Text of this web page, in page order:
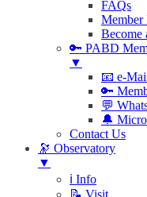
FAQs
Member
Become
🔑 PABD
▼
📧 e-
🔑
💬
🔔
Contact Us
🔭 Observatory
▼
ℹ️ Info
📝 Visit